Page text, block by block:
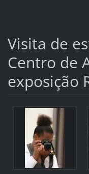
Visita de
Centro de
exposição